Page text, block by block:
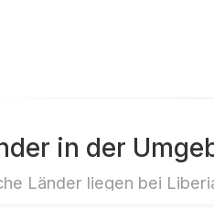
in der
Länder liegen bei